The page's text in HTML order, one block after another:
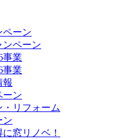
ペーン
ンペーン
事業
事業
報
ーン
リフォーム
ン
窓リノベ！